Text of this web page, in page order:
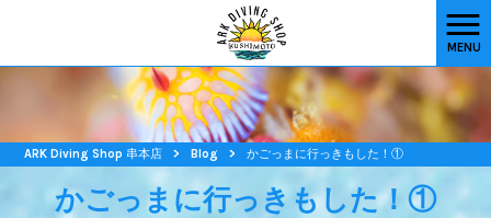
MENU
ARK Diving Shop 串本店 > Blog > かごっまに行っきもした！①
かごっまに行っきもした！①